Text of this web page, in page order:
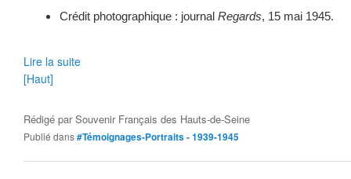
Crédit photographique : journal Regards, 15 mai 1945.
Lire la suite
[Haut]
Rédigé parSouvenir Français des Hauts-de-Seine
Publié dans#Témoignages-Portraits - 1939-1945